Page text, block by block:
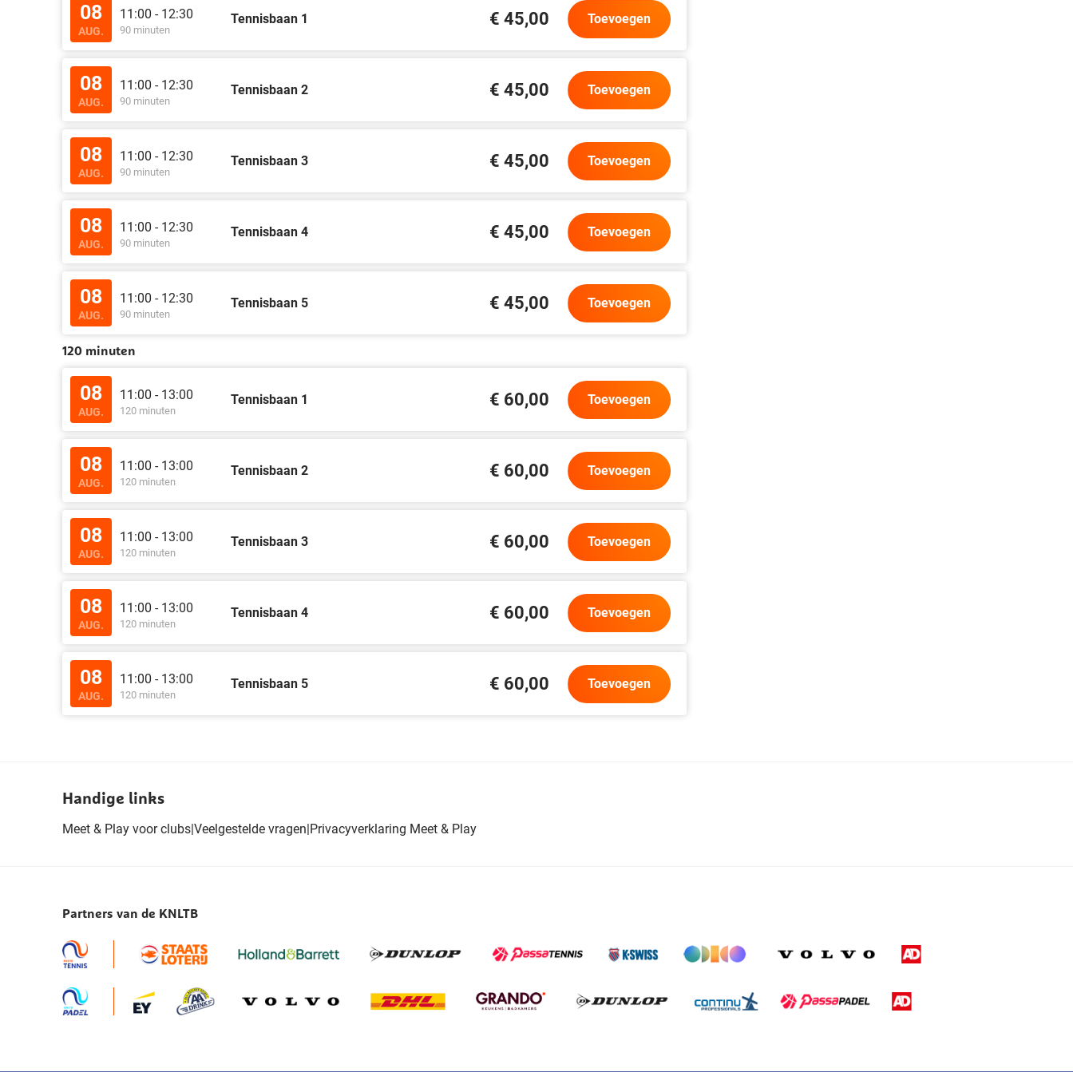
08
AUG.
11:00 - 12:30
90 minuten
Tennisbaan 1 € 45,00 Toevoegen
08
AUG.
11:00 - 12:30
90 minuten
Tennisbaan 2 € 45,00 Toevoegen
08
AUG.
11:00 - 12:30
90 minuten
Tennisbaan 3 € 45,00 Toevoegen
08
AUG.
11:00 - 12:30
90 minuten
Tennisbaan 4 € 45,00 Toevoegen
08
AUG.
11:00 - 12:30
90 minuten
Tennisbaan 5 € 45,00 Toevoegen
120 minuten
08
AUG.
11:00 - 13:00
120 minuten
Tennisbaan 1 € 60,00 Toevoegen
08
AUG.
11:00 - 13:00
120 minuten
Tennisbaan 2 € 60,00 Toevoegen
08
AUG.
11:00 - 13:00
120 minuten
Tennisbaan 3 € 60,00 Toevoegen
08
AUG.
11:00 - 13:00
120 minuten
Tennisbaan 4 € 60,00 Toevoegen
08
AUG.
11:00 - 13:00
120 minuten
Tennisbaan 5 € 60,00 Toevoegen
Handige links
Meet & Play voor clubs|Veelgestelde vragen|Privacyverklaring Meet & Play
Partners van de KNLTB